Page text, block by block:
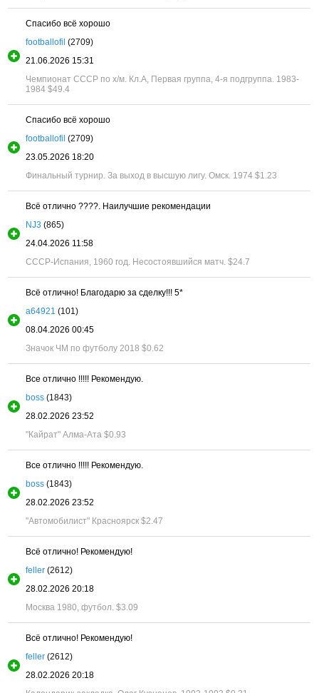
Спасибо всё хорошо
footballofil (2709)
21.06.2026 15:31
Чемпионат СССР по х/м. Кл.А, Первая группа, 4-я подгруппа. 1983-
1984 $49.4
Спасибо всё хорошо
footballofil (2709)
23.05.2026 18:20
Финальный турнир. За выход в высшую лигу. Омск. 1974 $1.23
Всё отлично ????. Наилучшие рекомендации
NJ3 (865)
24.04.2026 11:58
СССР-Испания, 1960 год. Несостоявшийся матч. $24.7
Всё отлично! Благодарю за сделку!!! 5*
a64921 (101)
08.04.2026 00:45
Значок ЧМ по футболу 2018 $0.62
Все отлично !!!!! Рекомендую.
boss (1843)
28.02.2026 23:52
"Кайрат" Алма-Ата $0.93
Все отлично !!!!! Рекомендую.
boss (1843)
28.02.2026 23:52
"Автомобилист" Красноярск $2.47
Всё отлично! Рекомендую!
feller (2612)
28.02.2026 20:18
Москва 1980, футбол. $3.09
Всё отлично! Рекомендую!
feller (2612)
28.02.2026 20:18